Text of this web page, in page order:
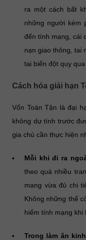
ra một cách bất
những người kém
đến tính mạng, cái
nạn giao thông, tai
tai biến đột quỵ qua
Cách hóa giải hạn
Vốn Toán Tận là đại
không dự tính trước
gia chủ cần thực hiện
Mỗi khi đi ra
theo quá nhiều
mang vừa đủ chi
Không những thế
hiểm tính mạng khi
Trong làm ăn